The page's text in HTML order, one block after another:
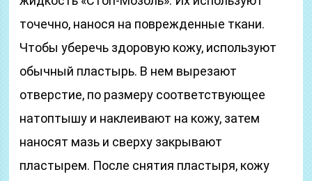
точечно, нанося на поврежденные ткани.
Чтобы уберечь здоровую кожу, используют
обычный пластырь. В нем вырезают
отверстие, по размеру соответствующее
натоптышу и наклеивают на кожу, затем
наносят мазь и сверху закрывают
пластырем. После снятия пластыря, кожу